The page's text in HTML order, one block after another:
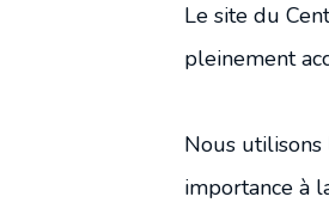
Conseil d'administration
Le site du
pleinement
Nous
importance à